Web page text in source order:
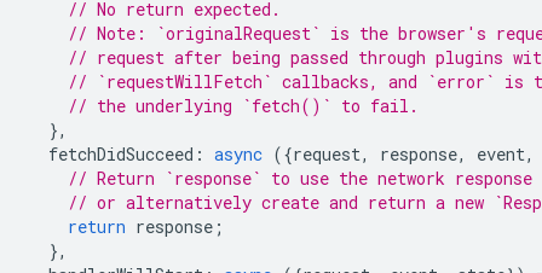
// No return expected.
// Note: `originalRequest` is the browser's
// request after being passed through plugins
// `requestWillFetch` callbacks, and `error` is
// the underlying `fetch()` to fail.
},
fetchDidSucceed : async ({request, response, event,
// Return `response` to use the network
// or alternatively create and return a new
return response ;
},